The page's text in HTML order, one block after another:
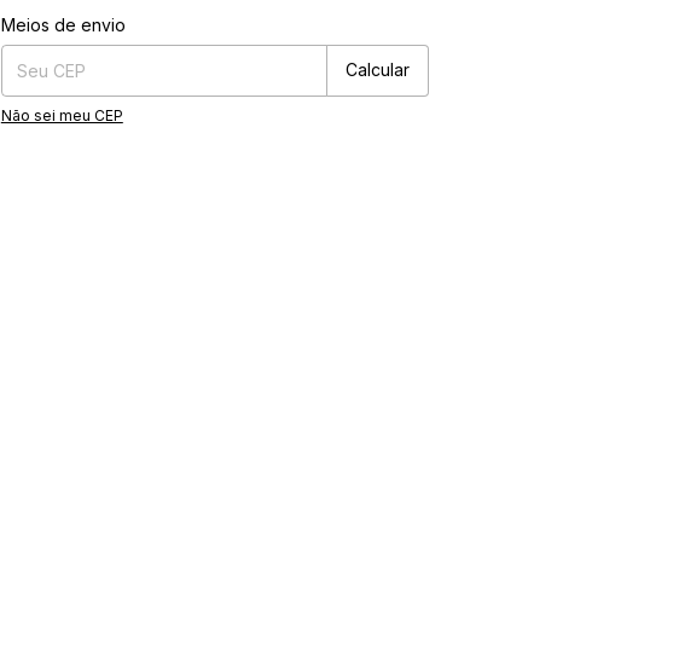
Entregas para o CEP:
Meios de envio
Calcular
Não sei meu CEP